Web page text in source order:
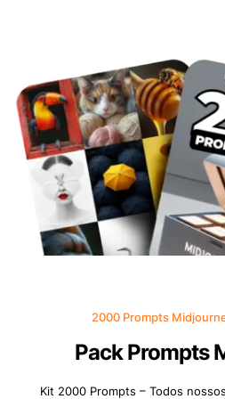
2000 Prompts
Pack Prompts
Kit 2000 Prompts – Todos